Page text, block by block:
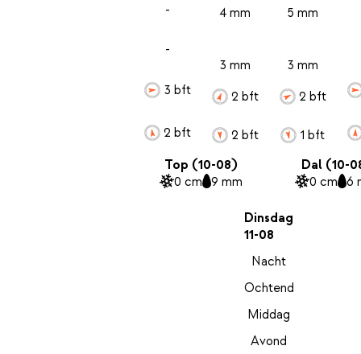
-
-
3 bft
2 bft
4 mm
3 mm
2 bft
2 bft
5 mm
3 mm
2 bft
1 bft
Top (10-08)
0 cm 9 mm
Dal (10-
0 cm 6
Dinsdag
11-08
Nacht
Ochtend
Middag
Avond